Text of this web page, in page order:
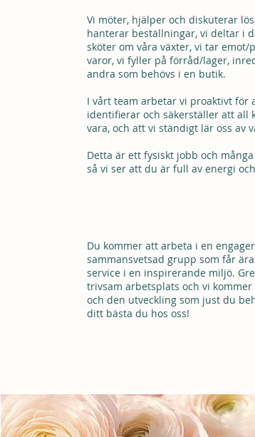
Vi möter, hjälper och diskuterar
hanterar beställningar, vi deltar i
sköter om våra växter, vi tar
varor, vi fyller på förråd/lager,
andra som behövs i en butik.
I vårt team arbetar vi proaktivt
identifierar och säkerställer att all
vara, och att vi ständigt lär oss av
Detta är ett fysiskt jobb och
så vi ser att du är full av energi
Du kommer att arbeta i en
sammansvetsad grupp som får
service i en inspirerande miljö.
trivsam arbetsplats och vi
och den utveckling som just du
ditt bästa du hos oss!